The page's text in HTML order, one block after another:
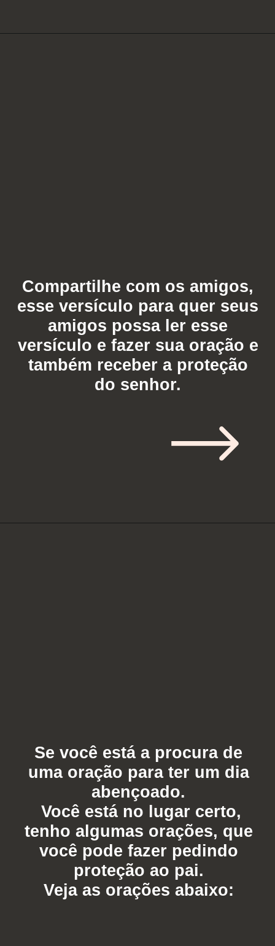
Compartilhe com os amigos,
esse versículo para quer seus
amigos possa ler esse
versículo e fazer sua oração e
também receber a proteção
do senhor.
Se você está a procura de
uma oração para ter um dia
abençoado.
Você está no lugar certo,
tenho algumas orações, que
você pode fazer pedindo
proteção ao pai.
Veja as orações abaixo: